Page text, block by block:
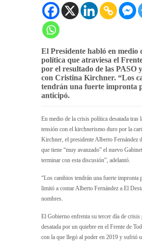
El Presidente habló en medio
política que atraviesa el
por el resultado de las PASO
con Cristina Kirchner. “Los
tendrán una fuerte impronta
anticipó.
En medio de la crisis política desatada tras
tensión con el kirchnerismo duro por la
Kirchner, el presidente Alberto Fernández
que tiene “muy avanzado” el nuevo
terminar con esta discusión”, adelantó.
“Los cambios tendrán una fuerte impronta
limitó a contar Alberto Fernández a El
nombres.
El Gobierno enfrenta su tercer día de crisis
desatada por un quiebre en el Frente de
con la que llegó al poder en 2019 y sufrió